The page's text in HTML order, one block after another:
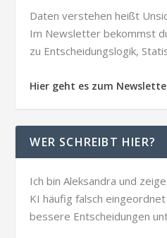
Daten verstehen heißt
Im Newsletter bekommst
zu Entscheidungslogik,
Hier geht es zum
WER SCHREIBT HIER?
Ich bin Aleksandra und
KI häufig falsch
bessere Entscheidungen